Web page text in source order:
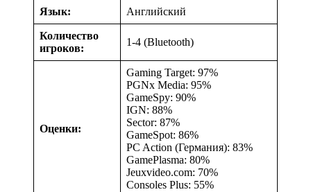
Язык: Английский
Количество
игроков:
1-4 (Bluetooth)
Оценки:
Gaming Target: 97%
PGNx Media: 95%
GameSpy: 90%
IGN: 88%
Sector: 87%
GameSpot: 86%
PC Action (Германия): 83%
GamePlasma: 80%
Jeuxvideo.com: 70%
Consoles Plus: 55%